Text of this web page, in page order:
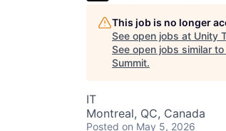
This job is no longer
See open jobs at Unity
See open jobs similar to
Summit.
IT
Montreal, QC, Canada
Posted on May 5, 2026